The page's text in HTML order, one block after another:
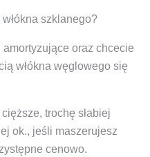
szklanego?
oraz chcecie
włókna węglowego się
trochę słabiej
ok., jeśli maszerujesz
cenowo.